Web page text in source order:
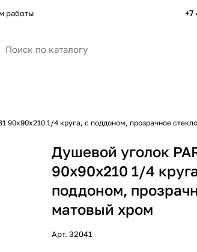
работы +7
90х90х210 1/4 круга, с поддоном, прозрачное
Душевой уголок
90х90х210 1/4
поддоном,
матовый хром
Арт.32041